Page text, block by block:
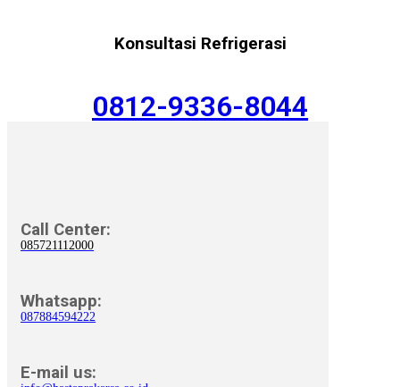
Konsultasi Refrigerasi
0812-9336-8044
Call Center:
085721112000
Whatsapp:
087884594222
E-mail us: